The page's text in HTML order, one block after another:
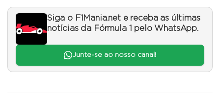
Siga o F1Mania.net e receba as últimas
notícias da Fórmula 1 pelo WhatsApp.
Junte-se ao nosso canal!